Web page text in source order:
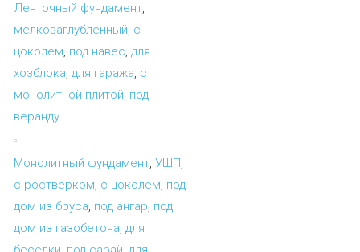
Ленточный фундамент,
мелкозаглубленный, с
цоколем, под навес, для
хозблока, для гаража, с
монолитной плитой, под
веранду
Монолитный фундамент, УШП,
с ростверком, с цоколем, под
дом из бруса, под ангар, под
дом из газобетона, для